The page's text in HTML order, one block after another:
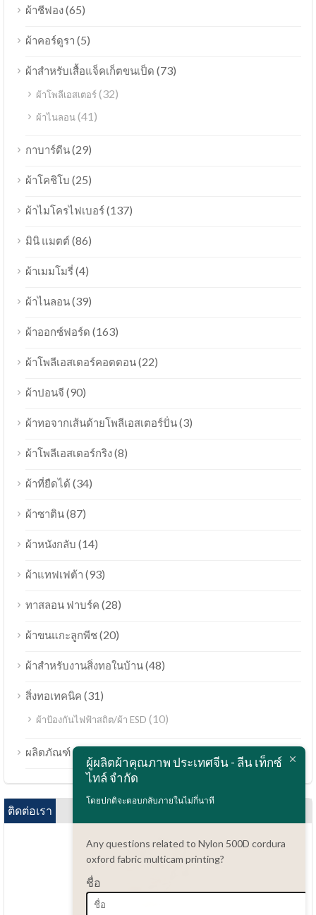
ผ้าชีฟอง(65)
ผ้าคอร์ดูรา (5)
ผ้าสำหรับเสื้อแจ็คเก็ตขนเป็ด (73)
ผ้าโพลีเอสเตอร์(32)
ผ้าไนลอน(41)
กาบาร์ดีน(29)
ผ้าโคชิโบ (25)
ผ้าไมโครไฟเบอร์(137)
มินิ แมตต์ (86)
ผ้าเมมโมรี่(4)
ผ้าไนลอน(39)
ผ้าออกซ์ฟอร์ด (163)
ผ้าโพลีเอสเตอร์คอตตอน(22)
ผ้าปอนจี (90)
ผ้าทอจากเส้นด้ายโพลีเอสเตอร์ปั่น(3)
ผ้าโพลีเอสเตอร์กริง(8)
ผ้าที่ยืดได้ (34)
ผ้าซาติน(87)
ผ้าหนังกลับ (14)
ผ้าแทฟเฟต้า (93)
ทาสลอน ฟาบร์ค (28)
ผ้าขนแกะลูกพีช(20)
ผ้าสำหรับงานสิ่งทอในบ้าน(48)
สิ่งทอเทคนิค (31)
ผ้าป้องกันไฟฟ้าสถิต/ผ้า ESD (10)
ผลิตภัณฑ์(189)
ติดต่อเรา
ผู้ผลิตผ้าคุณภาพ ประเทศจีน - ลีน เท็กซ์
ไทล์ จำกัด
โดยปกติจะตอบกลับภายในไม่กี่นาที
Any questions related to Nylon 500D cordura
oxford fabric multicam printing?
ชื่อ
Português do Brasil
Русский
Türkçe
Bahasa Indonesia